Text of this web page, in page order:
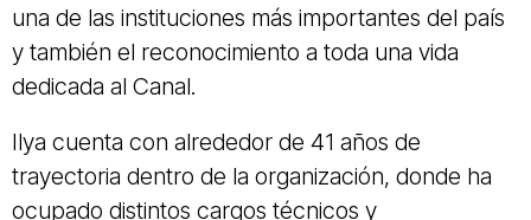
una de las instituciones más importantes del país
y también el reconocimiento a toda una vida
dedicada al Canal.
Ilya cuenta con alrededor de 41 años de
trayectoria dentro de la organización, donde ha
ocupado distintos cargos técnicos y